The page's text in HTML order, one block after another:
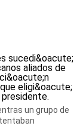
un grupo de